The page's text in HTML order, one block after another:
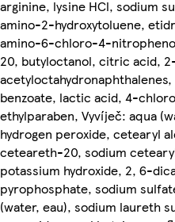
arginine, lysine HCl, sodium
amino-2-hydroxytoluene,
amino-6-chloro-4-
20, butyloctanol, citric acid,
benzoate, lactic acid, 4-
ethylparaben, Vyvíječ: aqua
hydrogen peroxide, cetearyl
ceteareth-20, sodium
potassium hydroxide, 2, 6-
pyrophosphate, sodium
(water, eau), sodium laureth